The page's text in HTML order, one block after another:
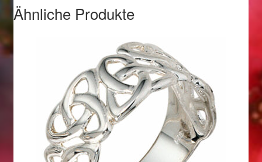
Startseite
Startseite
Valentinstag 2016
Valentinstag Geschenke
Ähnliche Produkte